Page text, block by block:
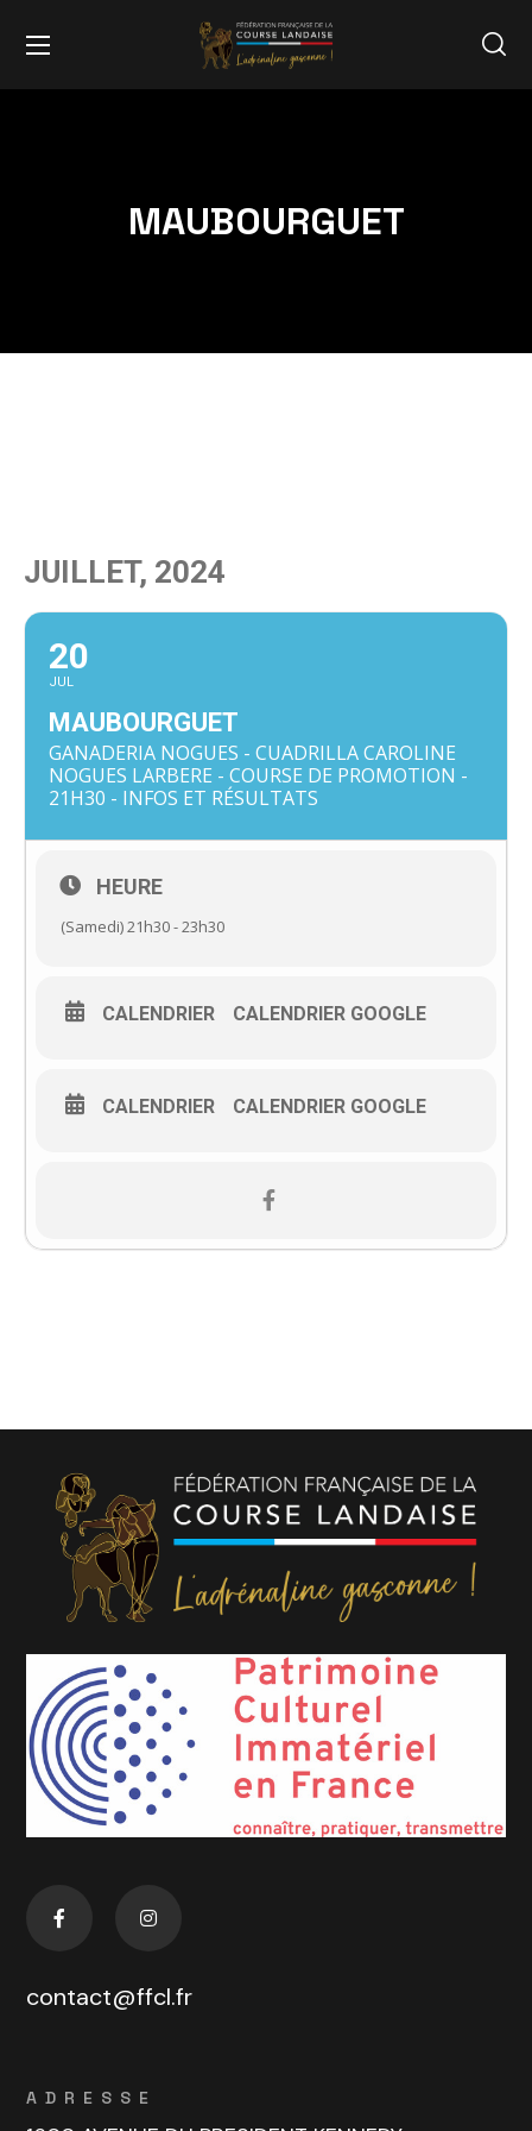
MAUBOURGUET
JUILLET, 2024
20
JUL
MAUBOURGUET
GANADERIA NOGUES - CUADRILLA CAROLINE
NOGUES LARBERE - COURSE DE PROMOTION -
21H30 - INFOS ET RÉSULTATS
HEURE
(Samedi) 21h30 - 23h30
CALENDRIER CALENDRIER GOOGLE
CALENDRIER CALENDRIER GOOGLE
contact@ffcl.fr
ADRESSE